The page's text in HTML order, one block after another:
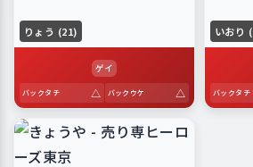
りょう (21)
ゲイ
バックタチ △ バックウケ △
いおり
バックタチ